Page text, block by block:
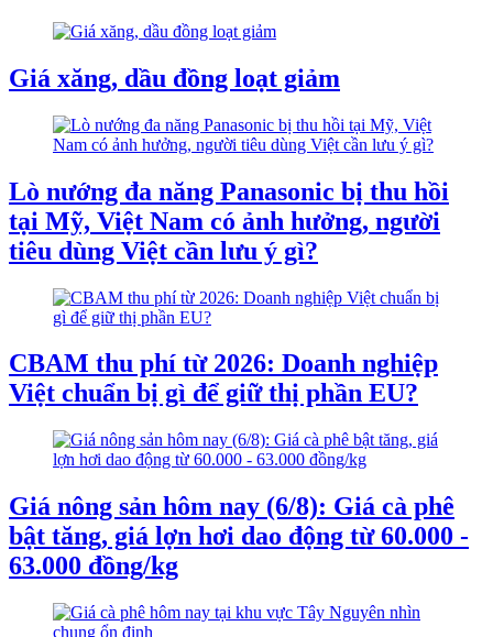
Giá xăng, dầu đồng loạt giảm
Lò nướng đa năng Panasonic bị thu hồi
tại Mỹ, Việt Nam có ảnh hưởng, người
tiêu dùng Việt cần lưu ý gì?
CBAM thu phí từ 2026: Doanh nghiệp
Việt chuẩn bị gì để giữ thị phần EU?
Giá nông sản hôm nay (6/8): Giá cà phê
bật tăng, giá lợn hơi dao động từ 60.000 -
63.000 đồng/kg